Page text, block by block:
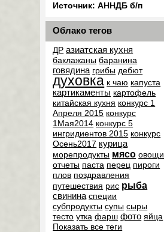
Источник: АННДБ б/п
Облако тегов
ДР азиатская кухня
баклажаны баранина
говядина грибы дебют
духовка к чаю капуста
картикаменты картофель
китайская кухня конкурс 1
Апреля 2015 конкурс
1Мая2014 конкурс 5
ингридиентов 2015 конкурс
Осень2017 курица
морепродукты мясо овощи
отчеты паста перец пироги
плов поздравления
путешествия рис рыба
свинина специи
субпродукты супы сыры
тесто утка фарш фото яйца
Показать все теги